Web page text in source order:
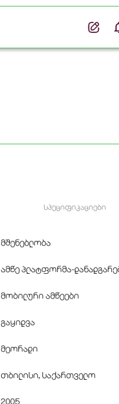
სპეციფიკაციები
მშენებლობა
ამწე პლატფორმა-
მობილური ამწეები
გაყიდვა
მეორადი
თბილისი, საქართველო
2005